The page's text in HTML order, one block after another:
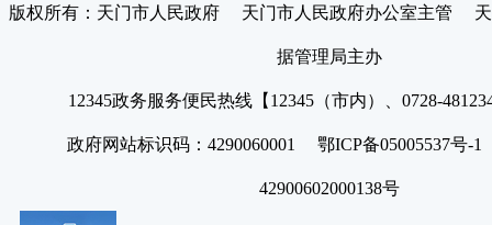
版权所有：天门市人民政府 天门市人民政府办公室主管 天
据管理局主办
12345政务服务便民热线【12345（市内）、0728-
政府网站标识码：4290060001 鄂ICP备05005537号
42900602000138号